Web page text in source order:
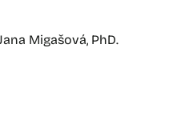
Migašová, PhD.